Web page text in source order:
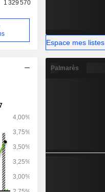
1 329 570
Espace mes listes
Palmarès